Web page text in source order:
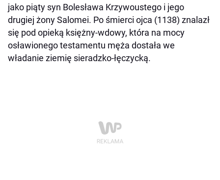
jako piąty syn Bolesława Krzywoustego i jego
drugiej żony Salomei. Po śmierci ojca (1138) znalazł
się pod opieką księżny-wdowy, która na mocy
osławionego testamentu męża dostała we
władanie ziemię sieradzko-łęczycką.